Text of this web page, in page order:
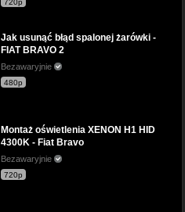
720p
Jak usunąć błąd spalonej żarówki -
FIAT BRAVO 2
Bezawaryjnie
480p
Montaż oświetlenia XENON H1 HID
4300K - Fiat Bravo
Bezawaryjnie
720p